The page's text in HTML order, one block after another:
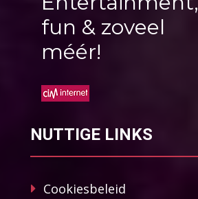
fun & zoveel
méér!
NUTTIGE LINKS
Cookiesbeleid